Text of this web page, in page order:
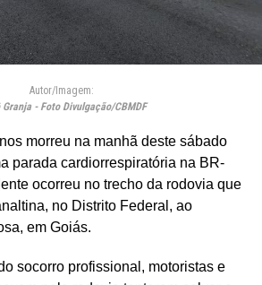
Autor/Imagem:
Granja - Foto Divulgação/CBMDF
morreu na manhã deste sábado
parada cardiorrespiratória na BR-
ocorreu no trecho da rodovia que
no Distrito Federal, ao
em Goiás.
socorro profissional, motoristas e